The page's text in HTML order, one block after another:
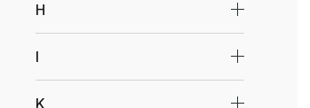
H
I
K